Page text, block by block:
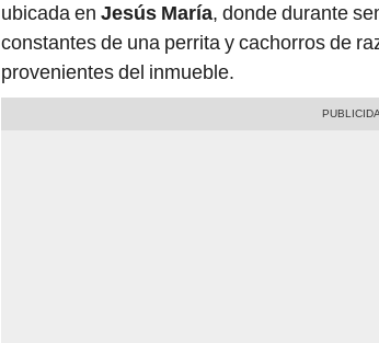
ubicada en Jesús María, donde durante
constantes de una perrita y cachorros de
provenientes del inmueble.